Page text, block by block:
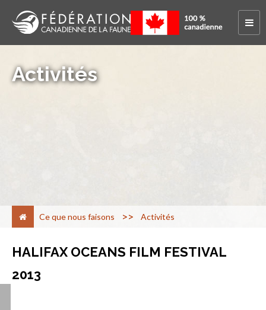
Activités
Ce que nous faisons > Activités
HALIFAX OCEANS FILM FESTIVAL
2013